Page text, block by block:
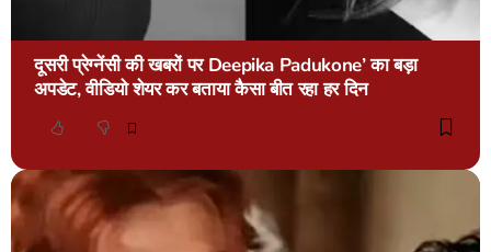
दूसरी प्रेग्नेंसी की खबरों पर Deepika Padukone’ का बड़ा
अपडेट, वीडियो शेयर कर बताया कैसा बीत रहा हर दिन